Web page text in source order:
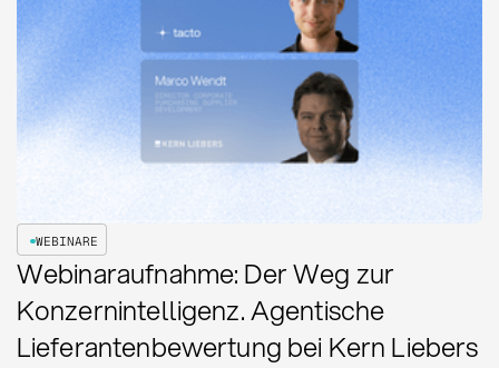
WEBINARE
Webinaraufnahme: Der Weg zur
Konzernintelligenz. Agentische
Lieferantenbewertung bei Kern Liebers